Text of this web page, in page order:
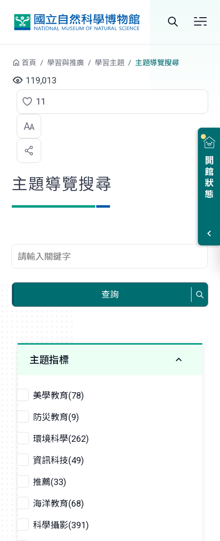
站
尋
開館狀態
首頁 學習與推廣 學習主題 主題導覽搜尋
119,013
點
選
喜
歡
11
主題導覽搜尋
查詢關鍵字
查詢
主題指標
美學教育(78)
防災教育(9)
環境科學(262)
資訊科技(49)
推薦(33)
海洋教育(68)
科學攝影(391)